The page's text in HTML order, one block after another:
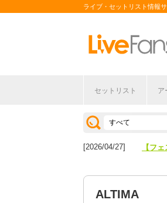
ライブ・セットリスト情報
セットリスト ア
[2026/07/28] 【ラ
[2026/04/27] 【フ
ALTIMA